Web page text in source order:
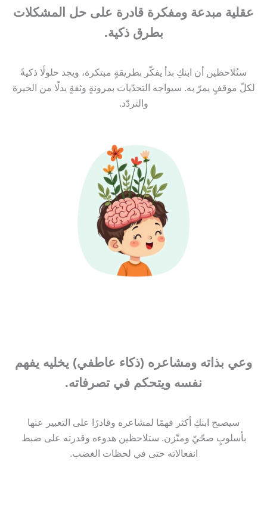
عقلية مبدعة ومفكرة قادرة على حل المشكلات
بطرق ذكية.
ستُلاحظين أن ابنكِ بدأ يفكّر بطريقةٍ مبتكرة، ويجد حلولًا ذكيةً
لكلّ موقفٍ يمرّ به. سيواجه التحدّيات بمرونةٍ وثقةٍ بدلًا من الحيرة
والتردّد.
وعي بذاته ومشاعره (ذكاء عاطفي) يخليه يفهم
نفسه ويتحكم في تصرفاته.
سيصبح ابنكِ أكثر فهمًا لمشاعره وقادرًا على التعبير عنها
بأسلوبٍ صحّيّ ومتّزن. ستلاحظين هدوءه وقدرته على ضبط
انفعالاته حتى في لحظات الغضب.